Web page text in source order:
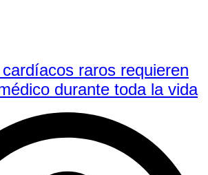
raros requieren
durante toda la vida